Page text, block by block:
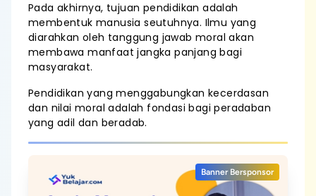
Pada akhirnya, tujuan pendidikan adalah
membentuk manusia seutuhnya. Ilmu yang
diarahkan oleh tanggung jawab moral akan
membawa manfaat jangka panjang bagi
masyarakat.
Pendidikan yang menggabungkan kecerdasan
dan nilai moral adalah fondasi bagi peradaban
yang adil dan beradab.
Banner Bersponsor